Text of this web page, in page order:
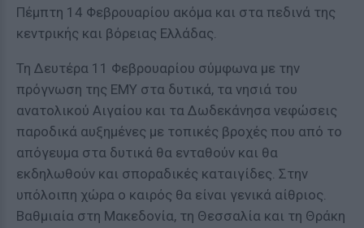
Πέμπτη 14 Φεβρουαρίου ακόμα και στα πεδινά της
κεντρικής και βόρειας Ελλάδας.
Τη Δευτέρα 11 Φεβρουαρίου σύμφωνα με την
πρόγνωση της ΕΜΥ στα δυτικά, τα νησιά του
ανατολικού Αιγαίου και τα Δωδεκάνησα νεφώσεις
παροδικά αυξημένες με τοπικές βροχές που από το
απόγευμα στα δυτικά θα ενταθούν και θα
εκδηλωθούν και σποραδικές καταιγίδες. Στην
υπόλοιπη χώρα ο καιρός θα είναι γενικά αίθριος.
Βαθμιαία στη Μακεδονία, τη Θεσσαλία και τη Θράκη